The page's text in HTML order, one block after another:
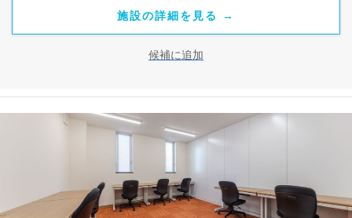
ーズに対応いただけます。 初期費用は、入室契約金110,000円と
復費も無料。コストを抑えながらオフィスを構えることが可能で
施設の詳細を見る →
候補に追加